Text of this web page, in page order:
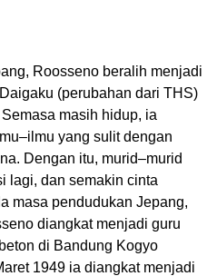
Roosseno beralih menjadi
(perubahan dari THS)
masih hidup, ia
yang sulit dengan
Dengan itu, murid–murid
lagi, dan semakin cinta
masa pendudukan Jepang,
diangkat menjadi guru
di Bandung Kogyo
1949 ia diangkat menjadi